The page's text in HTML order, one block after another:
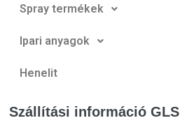
Spray termékek
Ipari anyagok
Henelit
Szállítási információ GLS